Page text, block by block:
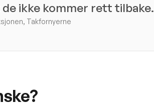
ikke kommer rett tilbake.
Takfornyerne